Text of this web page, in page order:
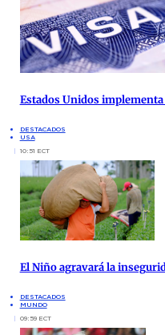
Estados Unidos
DESTACADOS
USA
10:51 ECT
El Niño agravará la
DESTACADOS
MUNDO
09:59 ECT